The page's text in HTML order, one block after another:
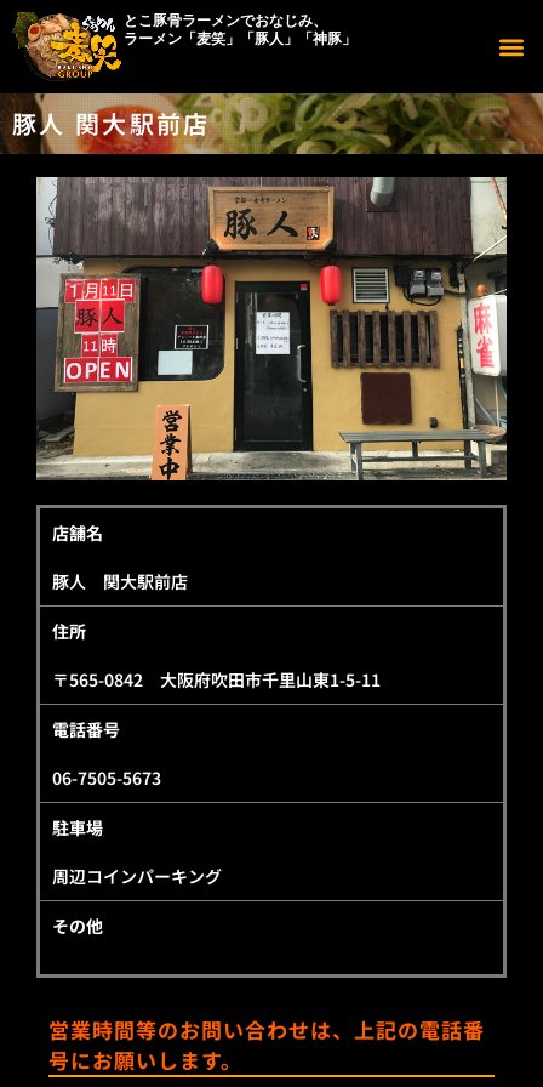
とこ豚骨ラーメンでおなじみ、
ラーメン「麦笑」「豚人」「神豚」
豚人 関大駅前店
店舗名
豚人 関大駅前店
住所
〒565-0842 大阪府吹田市千里山東1-5-11
電話番号
06-7505-5673
駐車場
周辺コインパーキング
その他
営業時間等のお問い合わせは、上記の電話番
号にお願いします。